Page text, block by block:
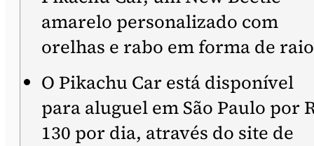
amarelo personalizado com
orelhas e rabo em forma de
O Pikachu Car está disponível
para aluguel em São Paulo por
130 por dia, através do site de